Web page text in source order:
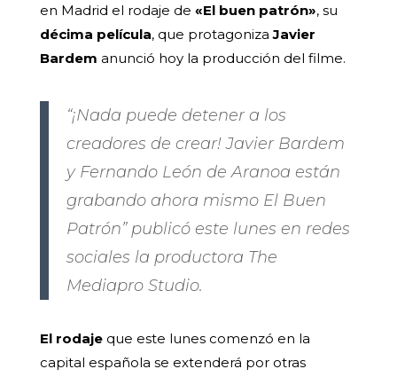
en Madrid el rodaje de «El buen patrón», su
décima película, que protagonizaJavier
Bardem anunció hoy la producción del filme.
“¡Nada puede detener a los
creadores de crear! Javier Bardem
y Fernando León de Aranoa están
grabando ahora mismo El Buen
Patrón” publicó este lunes en redes
sociales la productora The
Mediapro Studio.
El rodajeque este lunes comenzó en la
capital española se extenderá por otras